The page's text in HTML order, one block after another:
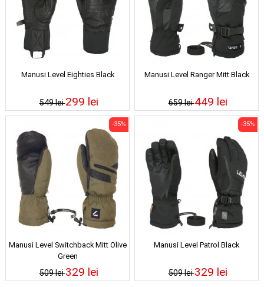
Manusi Level Eighties Black
549 lei299 lei
Manusi Level Ranger Mitt Black
659 lei449 lei
Manusi Level Switchback Mitt Olive
Green
509 lei
-35%
329 lei
Manusi Level Patrol Black
509 lei
-35%
329 lei